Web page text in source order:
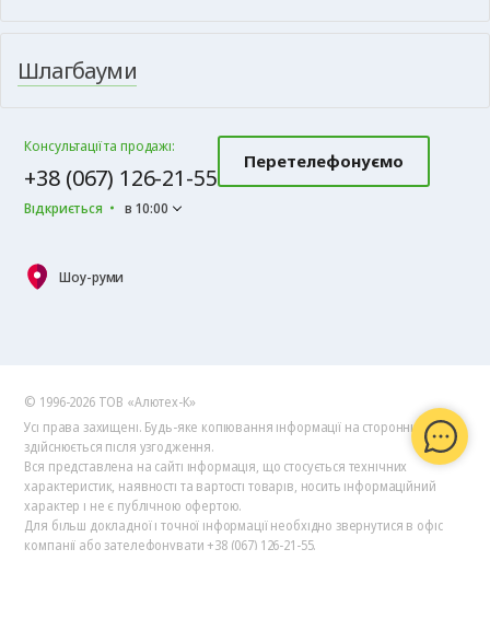
Шлагбауми
Консультації та продажі:
+38 (067) 126-21-55
Відкриється в 10:00
Перетелефонуємо
Шоу-руми
© 1996-2026 ТОВ «Алютех‑К»
Усі права захищені. Будь-яке копіювання інформації на сторонні ресурси
здійснюється після узгодження.
Вся представлена на сайті інформація, що стосується технічних
характеристик, наявності та вартості товарів, носить інформаційний
характер і не є публічною офертою.
Для більш докладної і точної інформації необхідно звернутися в офіс
компанії або зателефонувати +38 (067) 126-21-55.